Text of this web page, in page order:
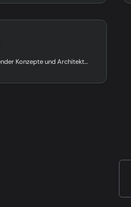
Erklärung grundlegender Konzepte und Architekturen.